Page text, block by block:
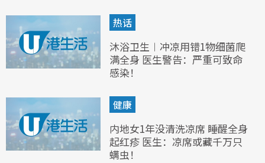
热话
沐浴卫生︱冲凉用错1物细菌爬
满全身 医生警告：严重可致命
感染！
健康
内地女1年没清洗凉席 睡醒全身
起红疹 医生：凉席或藏千万只
螨虫！